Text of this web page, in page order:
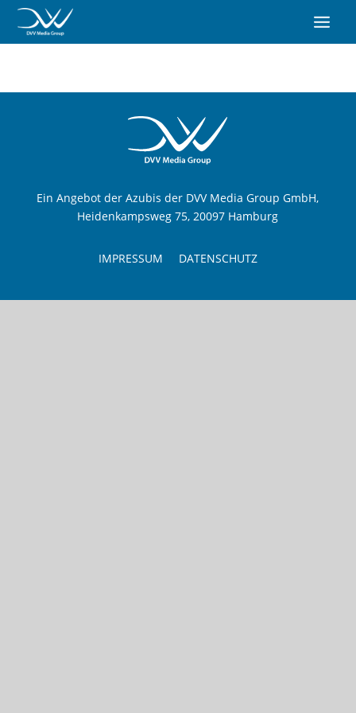
Ein Angebot der Azubis der DVV Media Group GmbH,
Heidenkampsweg 75, 20097 Hamburg
IMPRESSUM DATENSCHUTZ